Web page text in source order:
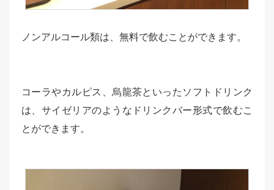
ノンアルコール類は、無料で飲むことができます。
コーラやカルピス、烏龍茶といったソフトドリンク
は、サイゼリアのようなドリンクバー形式で飲むこ
とができます。